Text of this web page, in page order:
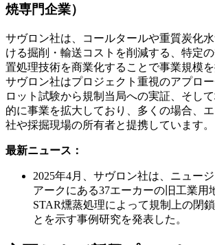
焼専門企業）
サヴロン社は、コールタールや重質炭化
ける掘削・輸送コストを削減する、特定
置処理技術を商業化することで事業規模を
サヴロン社はプロジェクト重視のアプロ
ロット試験から規制当局への実証、そし
的に事業を拡大しており、多くの場合、
社や採掘現場の所有者と提携しています。
最新ニュース：
2025年4月、サヴロン社は、ニュー
アークにある37エーカーの旧工業用
STAR燻蒸処理によって規制上の閉
とを示す事例研究を発表した。